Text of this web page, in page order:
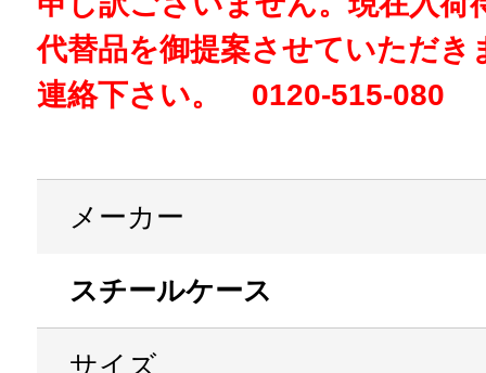
代替品を御提案させていただき
連絡下さい。 0120-515-080
メーカー
スチールケース
サイズ